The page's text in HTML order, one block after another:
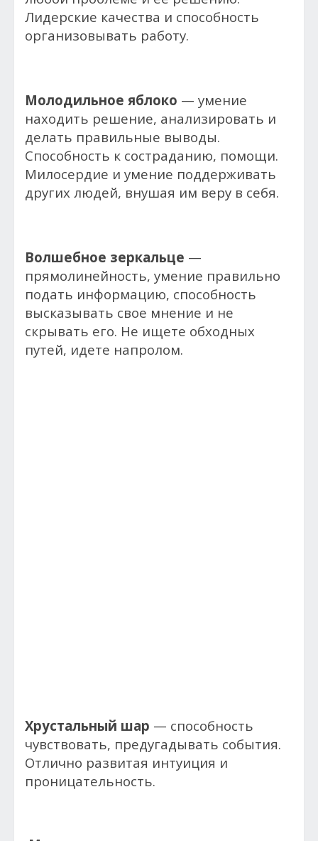
Лидерские качества и способность
организовывать работу.
Молодильное яблоко — умение
находить решение, анализировать и
делать правильные выводы.
Способность к состраданию, помощи.
Милосердие и умение поддерживать
других людей, внушая им веру в себя.
Волшебное зеркальце —
прямолинейность, умение правильно
подать информацию, способность
высказывать свое мнение и не
скрывать его. Не ищете обходных
путей, идете напролом.
Хрустальный шар — способность
чувствовать, предугадывать события.
Отлично развитая интуиция и
проницательность.